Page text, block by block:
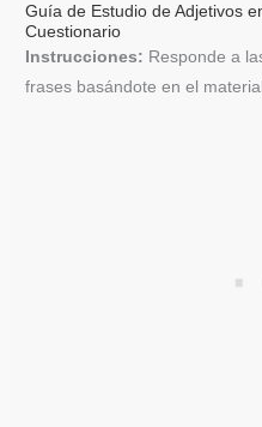
Guía de Estudio de Adjetivos
Cuestionario
Instrucciones: Responde a
frases basándote en el